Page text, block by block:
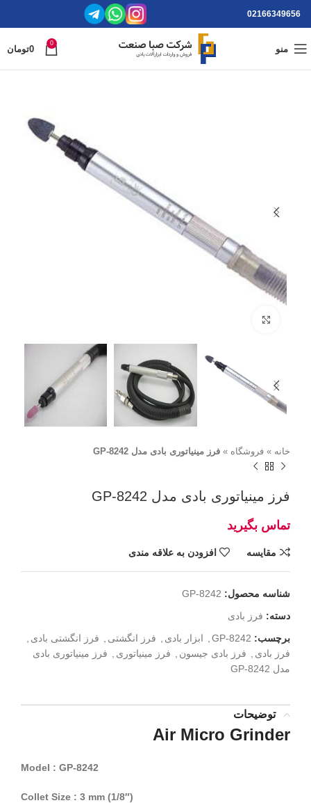
02166349656
منو
0
0تومان
خانه » فروشگاه » فرز مینیاتوری بادی مدل GP-8242
فرز مینیاتوری بادی مدل GP-8242
مقايسه افزودن به علاقه مندی
شناسه محصول: GP-8242
دسته: فرز بادی
برچسب: GP-8242 ابزار بادی فرز انگشتی فرز انگشتی بادی
فرز بادی
فرز بادی جیسون فرز مینیاتوری
فرز مینیاتوری بادی
مدل GP-8242
توضیحات
Air Micro Grinder
Model : GP-8242
Collet Size : 3 mm (1/8″)